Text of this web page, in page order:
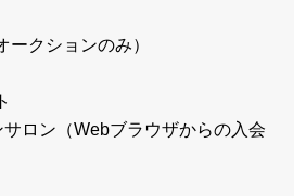
ークションのみ）
サロン（Webブラウザからの入会